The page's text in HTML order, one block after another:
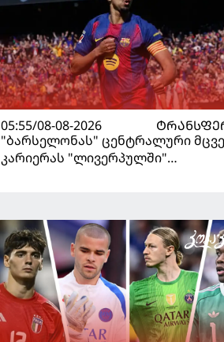
05:55/08-08-2026
"ბარსელონას" ცენტრალური
კარიერას "ლივერპულში"